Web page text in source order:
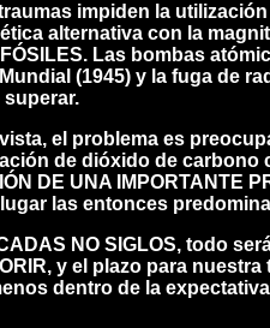
impiden la utilización
alternativa con la
Las bombas
(1945) y la fuga de
el problema es
de dióxido de carbono
DE UNA IMPORTANTE
las entonces
NO SIGLOS, todo
y el plazo para
dentro de la